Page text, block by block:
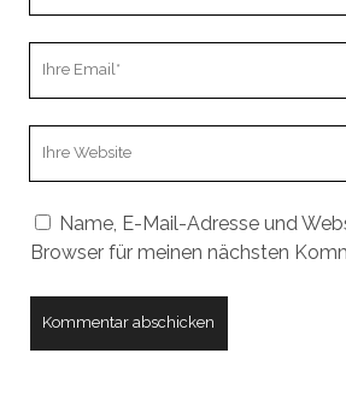
Name, E-Mail-Adresse und
Browser für meinen nächsten